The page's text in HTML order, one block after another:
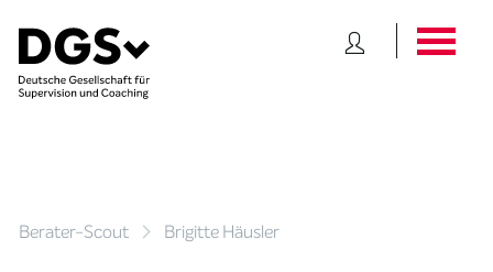
Berater-Scout Brigitte Häusler